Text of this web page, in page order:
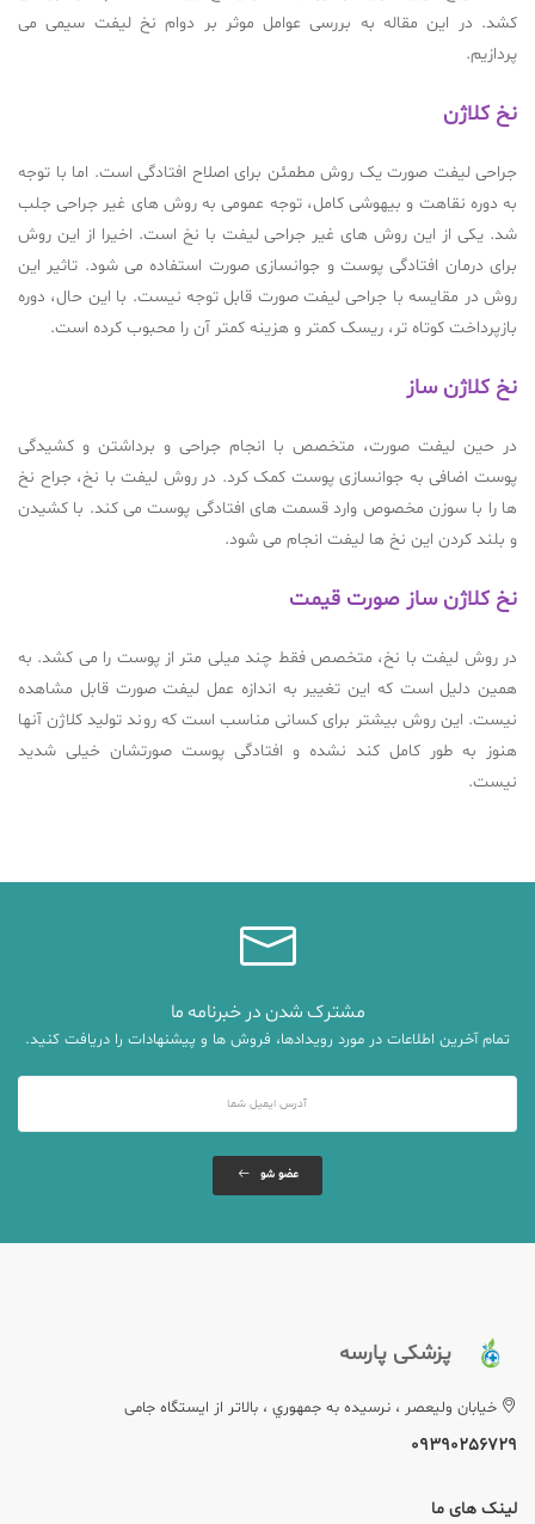
کشد. در این مقاله به بررسی عوامل موثر بر دوام نخ لیفت سیمی می
پردازیم.
نخ کلاژن
جراحی لیفت صورت یک روش مطمئن برای اصلاح افتادگی است. اما با توجه
به دوره نقاهت و بیهوشی کامل، توجه عمومی به روش های غیر جراحی جلب
شد. یکی از این روش های غیر جراحی لیفت با نخ است. اخیرا از این روش
برای درمان افتادگی پوست و جوانسازی صورت استفاده می شود. تاثیر این
روش در مقایسه با جراحی لیفت صورت قابل توجه نیست. با این حال، دوره
بازپرداخت کوتاه تر، ریسک کمتر و هزینه کمتر آن را محبوب کرده است.
نخ کلاژن ساز
در حین لیفت صورت، متخصص با انجام جراحی و برداشتن و کشیدگی
پوست اضافی به جوانسازی پوست کمک کرد. در روش لیفت با نخ، جراح نخ
ها را با سوزن مخصوص وارد قسمت های افتادگی پوست می کند. با کشیدن
و بلند کردن این نخ ها لیفت انجام می شود.
نخ کلاژن ساز صورت قیمت
در روش لیفت با نخ، متخصص فقط چند میلی متر از پوست را می کشد. به
همین دلیل است که این تغییر به اندازه عمل لیفت صورت قابل مشاهده
نیست. این روش بیشتر برای کسانی مناسب است که روند تولید کلاژن آنها
هنوز به طور کامل کند نشده و افتادگی پوست صورتشان خیلی شدید
نیست.
مشترک شدن در خبرنامه ما
تمام آخرین اطلاعات در مورد رویدادها، فروش ها و پیشنهادات را دریافت کنید.
عضو شو
پزشکی پارسه
خيابان وليعصر ، نرسيده به جمهوري ، بالاتر از ایستگاه جامی
09390256729
لینک های ما